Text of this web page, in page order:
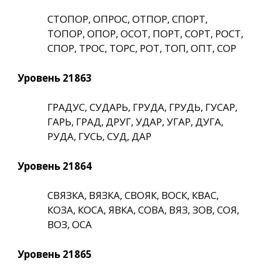
СТОПОР, ОПРОС, ОТПОР, СПОРТ,
ТОПОР, ОПОР, ОСОТ, ПОРТ, СОРТ, РОСТ,
СПОР, ТРОС, ТОРС, РОТ, ТОП, ОПТ, СОР
Уровень 21863
ГРАДУС, СУДАРЬ, ГРУДА, ГРУДЬ, ГУСАР,
ГАРЬ, ГРАД, ДРУГ, УДАР, УГАР, ДУГА,
РУДА, ГУСЬ, СУД, ДАР
Уровень 21864
СВЯЗКА, ВЯЗКА, СВОЯК, ВОСК, КВАС,
КОЗА, КОСА, ЯВКА, СОВА, ВЯЗ, ЗОВ, СОЯ,
ВОЗ, ОСА
Уровень 21865